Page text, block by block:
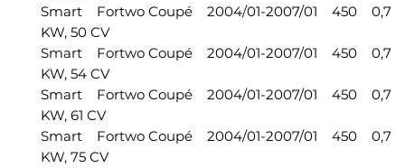
Smart Fortwo Coupé 2004/01-2007/01 450 0,7
KW, 50 CV
Smart Fortwo Coupé 2004/01-2007/01 450 0,7
KW, 54 CV
Smart Fortwo Coupé 2004/01-2007/01 450 0,7
KW, 61 CV
Smart Fortwo Coupé 2004/01-2007/01 450 0,7
KW, 75 CV